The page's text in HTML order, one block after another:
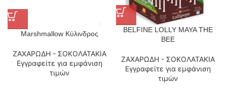
Marshmallow Κύλινδρος
ΖΑΧΑΡΩΔΗ - ΣΟΚΟΛΑΤΑΚΙΑ
Εγγραφείτε για εμφάνιση
τιμών
BELFINE LOLLY MAYA THE
BEE
ΖΑΧΑΡΩΔΗ - ΣΟΚΟΛΑΤΑΚΙΑ
Εγγραφείτε για εμφάνιση
τιμών